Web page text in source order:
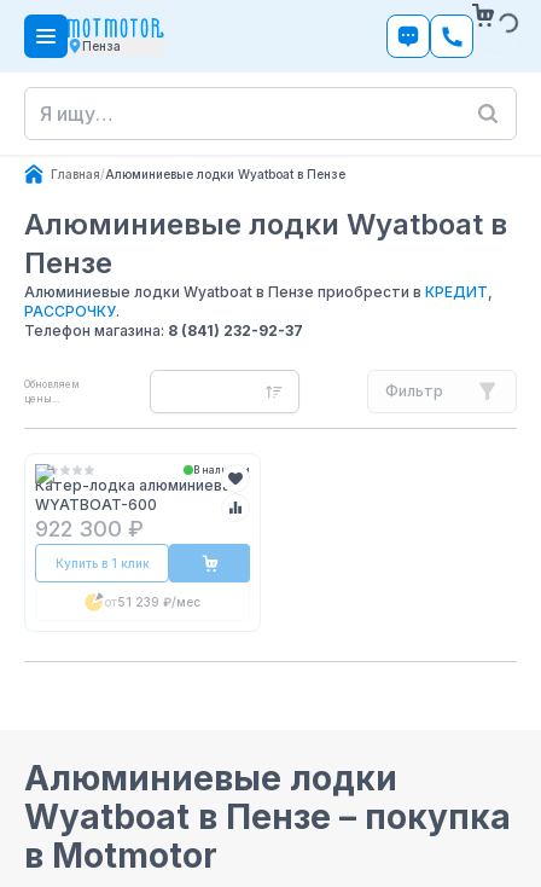
Пенза
Главная/Алюминиевые лодки Wyatboat в Пензе
Алюминиевые лодки Wyatboat в
Пензе
Алюминиевые лодки Wyatboat в Пензе приобрести в КРЕДИТ,
РАССРОЧКУ.
Телефон магазина: 8 (841) 232-92-37
Обновляем
цены...
Фильтр
В наличии
Катер-лодка алюминиевая
WYATBOAT-600
922 300 ₽
Купить в 1 клик
от51 239 ₽/мес
Алюминиевые лодки
Wyatboat в Пензе – покупка
в Motmotor